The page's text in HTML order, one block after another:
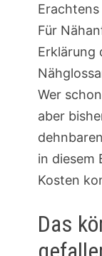
Für
Erklärung
Wer
aber
in diesem
Kosten
Das